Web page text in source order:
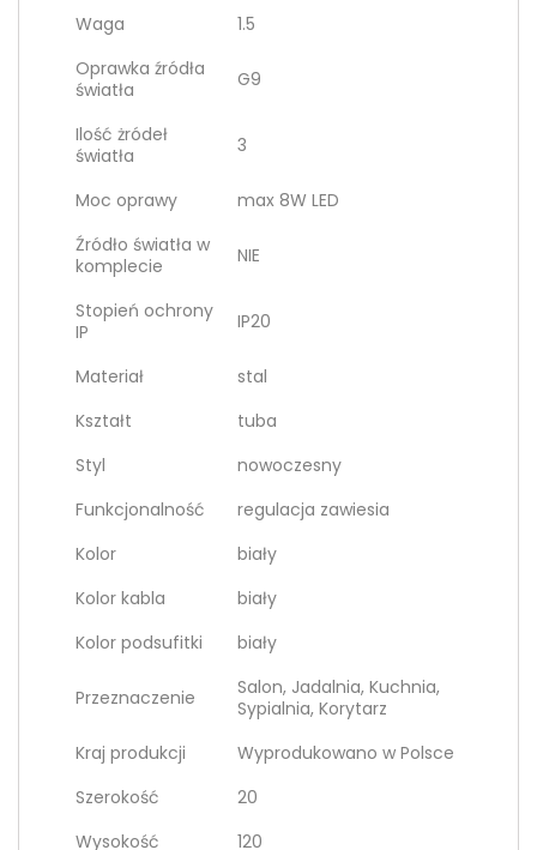
Waga
1.5
Oprawka źródła
światła
G9
Ilość żródeł
światła
3
Moc oprawy
max 8W LED
Źródło światła w
komplecie
NIE
Stopień ochrony
IP
IP20
Materiał
stal
Kształt
tuba
Styl
nowoczesny
Funkcjonalność
regulacja zawiesia
Kolor
biały
Kolor kabla
biały
Kolor podsufitki
biały
Przeznaczenie
Salon, Jadalnia, Kuchnia,
Sypialnia, Korytarz
Kraj produkcji
Wyprodukowano w Polsce
Szerokość
20
Wysokość
120